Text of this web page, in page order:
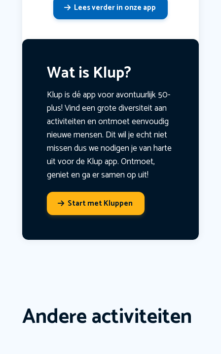
Lees verder in onze app
Wat is Klup?
Klup is dé app voor avontuurlijk 50-
plus! Vind een grote diversiteit aan
activiteiten en ontmoet eenvoudig
nieuwe mensen. Dit wil je echt niet
missen dus we nodigen je van harte
uit voor de Klup app. Ontmoet,
geniet en ga er samen op uit!
Start met Kluppen
Andere activiteiten